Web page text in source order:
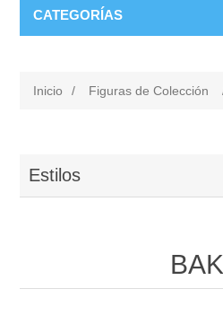
CATEGORÍAS
Inicio / Figuras de Colección
Estilos